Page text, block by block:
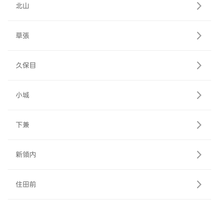
北山
草張
久保目
小城
下兼
新領内
住田前